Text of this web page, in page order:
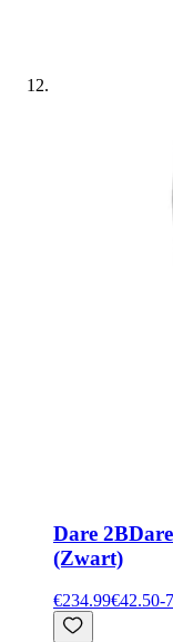
Dare 2B
(Zwart)
€234.99€42.50-